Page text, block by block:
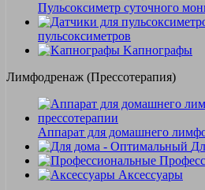
Пульсоксиметр суточного
пульсоксиметров
Kапнографы
Лимфодренаж (Прессотерапия)
Аппарат для домашнего
Аксессуары